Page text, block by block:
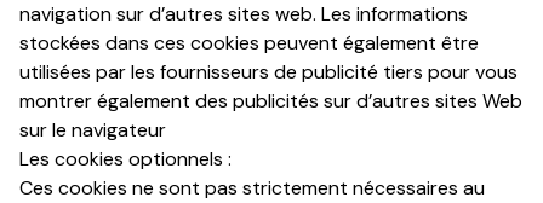
navigation sur d’autres sites web. Les informations
stockées dans ces cookies peuvent également être
utilisées par les fournisseurs de publicité tiers pour vous
montrer également des publicités sur d’autres sites Web
sur le navigateur
Les cookies optionnels :
Ces cookies ne sont pas strictement nécessaires au